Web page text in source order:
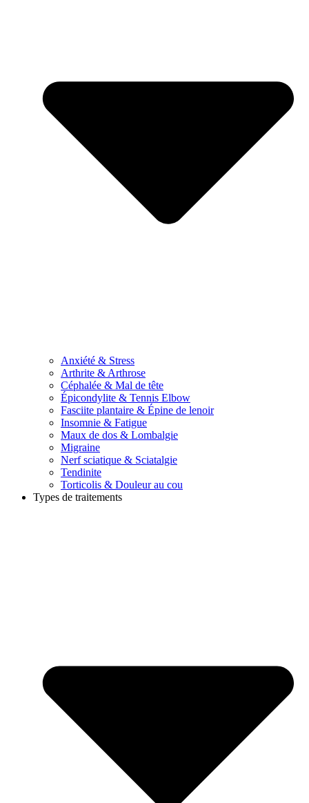
Anxiété & Stress
Arthrite & Arthrose
Céphalée & Mal de tête
Épicondylite & Tennis Elbow
Fasciite plantaire & Épine de lenoir
Insomnie & Fatigue
Maux de dos & Lombalgie
Migraine
Nerf sciatique & Sciatalgie
Tendinite
Torticolis & Douleur au cou
Types de traitements